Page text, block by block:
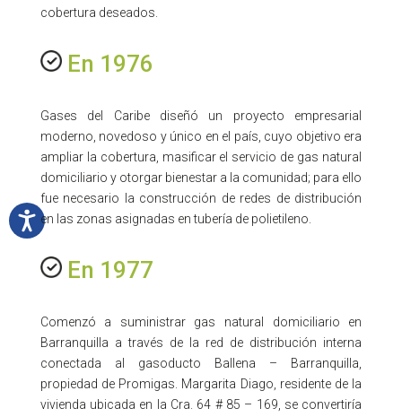
cobertura deseados.
En 1976
Gases del Caribe diseñó un proyecto empresarial
moderno, novedoso y único en el país, cuyo objetivo era
ampliar la cobertura, masificar el servicio de gas natural
domiciliario y otorgar bienestar a la comunidad; para ello
fue necesario la construcción de redes de distribución
en las zonas asignadas en tubería de polietileno.
En 1977
Comenzó a suministrar gas natural domiciliario en
Barranquilla a través de la red de distribución interna
conectada al gasoducto Ballena – Barranquilla,
propiedad de Promigas. Margarita Diago, residente de la
vivienda ubicada en la Cra. 64 # 85 – 169, se convertiría